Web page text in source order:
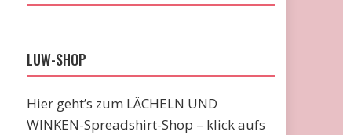
LUW-SHOP
Hier geht’s zum LÄCHELN UND
WINKEN-Spreadshirt-Shop – klick aufs